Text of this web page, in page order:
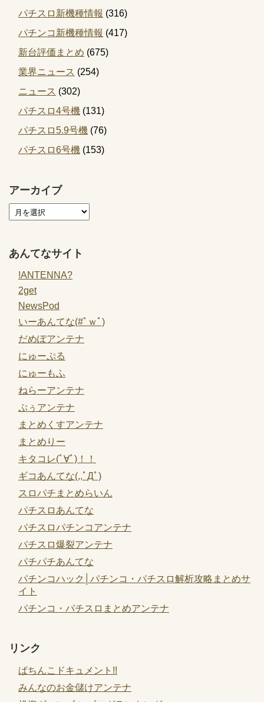
パチスロ新機種情報 (316)
パチンコ新機種情報 (417)
新台評価まとめ (675)
業界ニュース (254)
ニュース (302)
パチスロ4号機 (131)
パチスロ5.9号機 (76)
パチスロ6号機 (153)
アーカイブ
あんてなサイト
!ANTENNA?
2get
NewsPod
いーあんてな(#ﾟｗﾟ)
だめぽアンテナ
にゅーぷる
にゅーもふ
ねらーアンテナ
ぷぅアンテナ
まとめくすアンテナ
まとめりー
キタコレ(ﾟ∀ﾟ)！！
ギコあんてな(,,ﾟДﾟ)
スロパチまとめらいん
パチスロあんてな
パチスロパチンコアンテナ
パチスロ爆裂アンテナ
パチパチあんてな
パチンコハック│パチンコ・パチスロ解析攻略まとめサ
イト
パチンコ・パチスロまとめアンテナ
リンク
ぱちんこドキュメント!!
みんなのお金儲けアンテナ